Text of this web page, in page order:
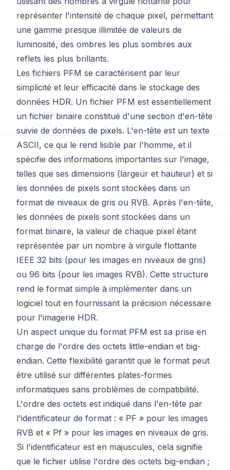
représenter l'intensité de chaque pixel, permettant
une gamme presque illimitée de valeurs de
luminosité, des ombres les plus sombres aux
reflets les plus brillants.
Les fichiers PFM se caractérisent par leur
simplicité et leur efficacité dans le stockage des
données HDR. Un fichier PFM est essentiellement
un fichier binaire constitué d'une section d'en-tête
suivie de données de pixels. L'en-tête est un texte
ASCII, ce qui le rend lisible par l'homme, et il
spécifie des informations importantes sur l'image,
telles que ses dimensions (largeur et hauteur) et si
les données de pixels sont stockées dans un
format de niveaux de gris ou RVB. Après l'en-tête,
les données de pixels sont stockées dans un
format binaire, la valeur de chaque pixel étant
représentée par un nombre à virgule flottante
IEEE 32 bits (pour les images en niveaux de gris)
ou 96 bits (pour les images RVB). Cette structure
rend le format simple à implémenter dans un
logiciel tout en fournissant la précision nécessaire
pour l'imagerie HDR.
Un aspect unique du format PFM est sa prise en
charge de l'ordre des octets little-endian et big-
endian. Cette flexibilité garantit que le format peut
être utilisé sur différentes plates-formes
informatiques sans problèmes de compatibilité.
L'ordre des octets est indiqué dans l'en-tête par
l'identificateur de format : « PF » pour les images
RVB et « Pf » pour les images en niveaux de gris.
Si l'identificateur est en majuscules, cela signifie
que le fichier utilise l'ordre des octets big-endian ;